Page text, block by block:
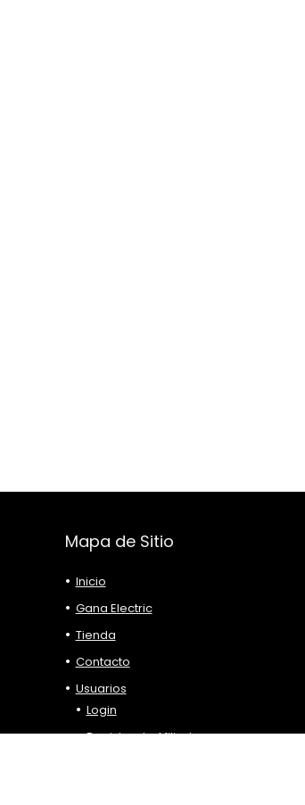
Mapa de Sitio
Inicio
Gana Electric
Tienda
Contacto
Usuarios
Login
Registro de Afiliados